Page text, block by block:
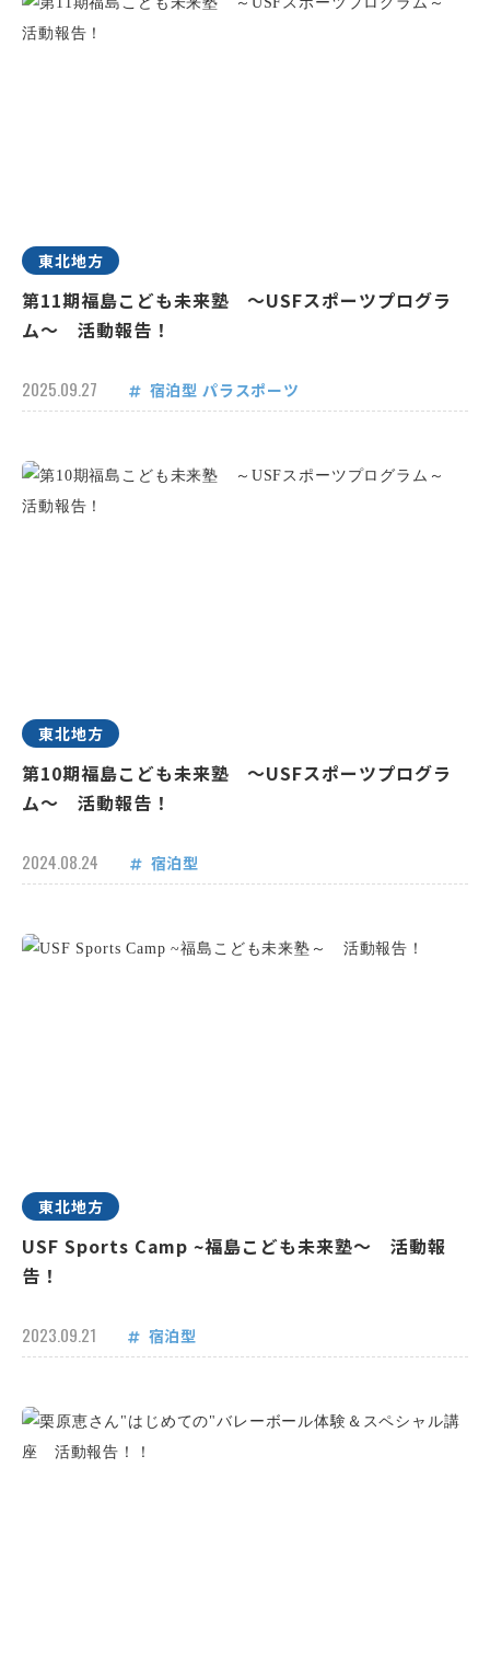
東北地方
第11期福島こども未来塾 ～USFスポーツプログラ
ム～ 活動報告！
2025.09.27 宿泊型 パラスポーツ
東北地方
第10期福島こども未来塾 ～USFスポーツプログラ
ム～ 活動報告！
2024.08.24 宿泊型
東北地方
USF Sports Camp ~福島こども未来塾～ 活動報
告！
2023.09.21 宿泊型